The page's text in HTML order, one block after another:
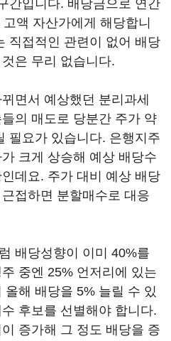
간입니다. 배당금으로 연간
액 자산가에게 해당합니
직접적인 관련이 없어 배당
은 무리 없습니다.
면서 예상했던 분리과세
의 매도로 당분간 주가 약
필요가 있습니다. 은행지주
크게 상승해 예상 배당수
데요. 주가 대비 예상 배당
접하면 분할매수로 대응
배당성향이 이미 40%를
중엔 25% 언저리에 있는
해 배당을 5% 늘릴 수 있
후보를 선별해야 합니다.
증가해 그 정도 배당을 증